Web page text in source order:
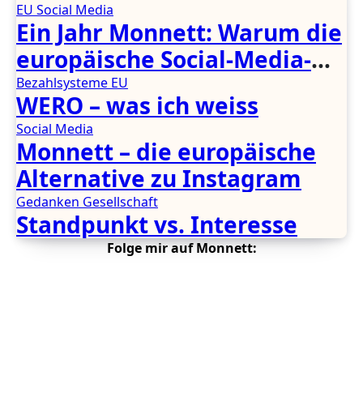
EU Social Media
Ein Jahr Monnett: Warum die
europäische Social-Media-
Hoffnung an der Praxis
scheitert
Bezahlsysteme EU
WERO – was ich weiss
Social Media
Monnett – die europäische
Alternative zu Instagram
Gedanken Gesellschaft
Standpunkt vs. Interesse
Folge mir auf Monnett: